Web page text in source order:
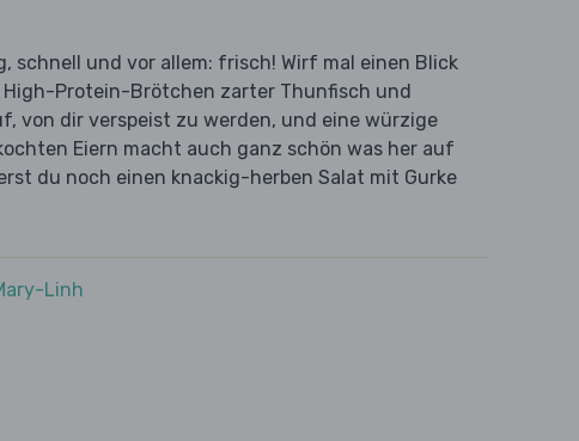
schnell und vor allem: frisch! Wirf mal einen Blick
Protein-Brötchen zarter Thunfisch und
von dir verspeist zu werden, und eine würzige
Eiern macht auch ganz schön was her auf
du noch einen knackig-herben Salat mit Gurke
Linh